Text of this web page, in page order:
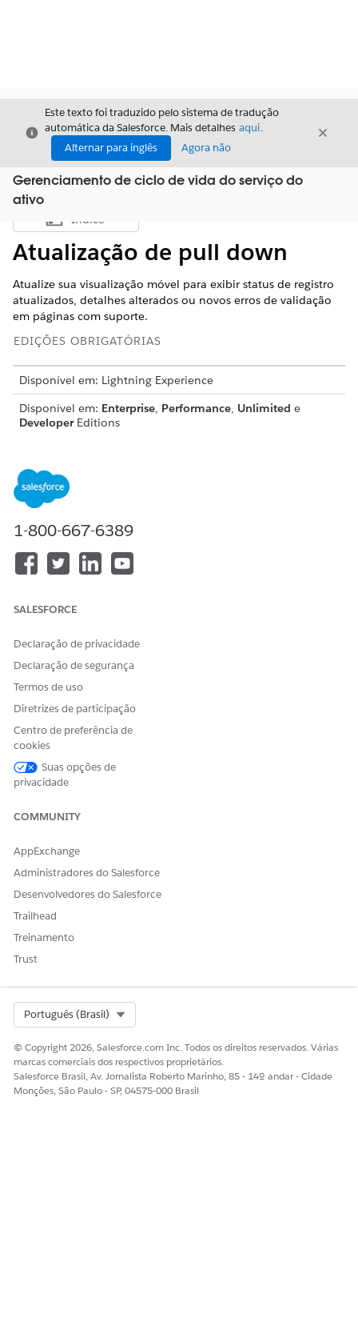
Fechar
Este texto foi traduzido pelo sistema de tradução
automática da Salesforce. Mais detalhes aqui.
Alternar para inglês
Agora não
Fechar
Gerenciamento de ciclo de vida do serviço do
ativo
Mostrar índice
Índice
Atualização de pull down
Atualize sua visualização móvel para exibir status de registro
atualizados, detalhes alterados ou novos erros de validação
em páginas com suporte.
EDIÇÕES OBRIGATÓRIAS
Disponível em: Lightning Experience
Disponível em: Enterprise, Performance, Unlimited e
DeveloperEditions
Para atualizar uma página:
Navegue para qualquer uma das páginas com suporte,
como
Histórico da planilha
Edite um registro ou espere uma atualização externa
Por exemplo, altere o status de uma planilha de horários
deAprovação pendente
custo de uma refeição de compensação suplementar.
para aplicar as alterações.
Execute um gesto de pull down na tela para iniciar a
atualização.
A tela exibe instantaneamente os status atualizados ou
aciona quaisquer erros de validação aplicáveis.
ESTE ARTIGO RESOLVEU SEU PROBLEMA?
Diga-nos para podermos melhorar!
Sim
1-800-667-6389
SALESFORCE
Declaração de privacidade
Declaração de segurança
Termos de uso
Diretrizes de participação
Centro de preferência de
cookies
Suas opções de
privacidade
COMMUNITY
AppExchange
Administradores do Salesforce
Desenvolvedores do Salesforce
Trailhead
Treinamento
Trust
Português (Brasil)
© Copyright 2026, Salesforce.com Inc. Todos os direitos reservados. Várias
marcas comerciais dos respectivos proprietários.
Salesforce Brasil, Av. Jornalista Roberto Marinho, 85 - 14º andar - Cidade
Monções, São Paulo - SP, 04575-000 Brasil